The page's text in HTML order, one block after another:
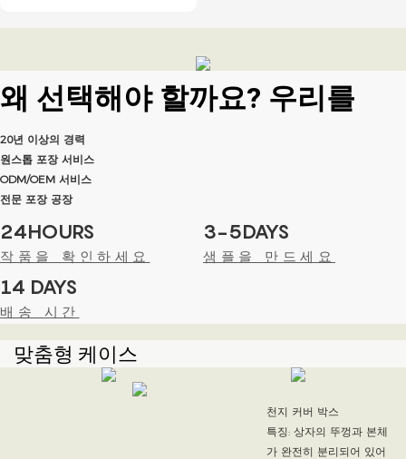
왜 선택해야 할까요? 우리를
20년 이상의 경력
원스톱 포장 서비스
ODM/OEM 서비스
전문 포장 공장
24HOURS
작품을 확인하세요
3-5DAYS
샘플을 만드세요
14 DAYS
배송 시간
맞춤형 케이스
천지 커버 박스
특징: 상자의 뚜껑과 본체
가 완전히 분리되어 있어